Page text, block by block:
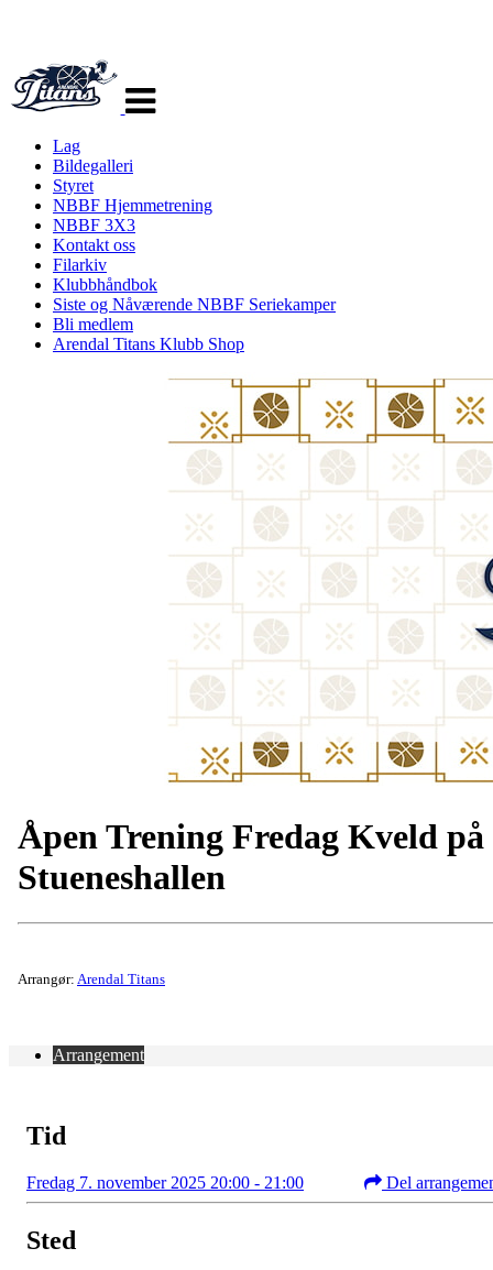
navigasjon
Lag
Bildegalleri
Styret
NBBF Hjemmetrening
NBBF 3X3
Kontakt oss
Filarkiv
Klubbhåndbok
Siste og Nåværende NBBF Seriekamper
Bli medlem
Arendal Titans Klubb Shop
Åpen Trening Fredag Kveld på
Stueneshallen
Arrangør: Arendal Titans
Arrangement
Tid
Fredag 7. november 2025 20:00 - 21:00 Del
Sted